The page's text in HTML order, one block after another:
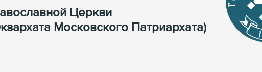
Церкви
Московского Патриархата)